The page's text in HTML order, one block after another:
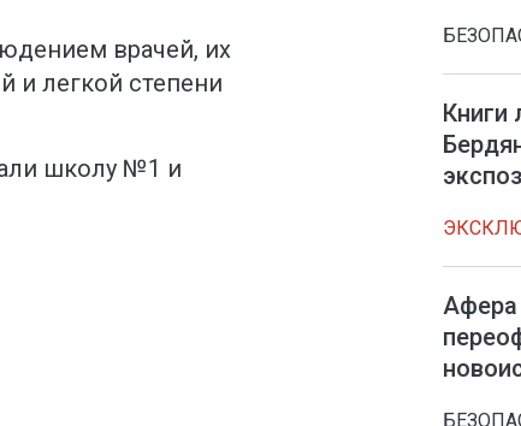
врачей, их
и легкой степени
школу №1 и
Книги
Афера